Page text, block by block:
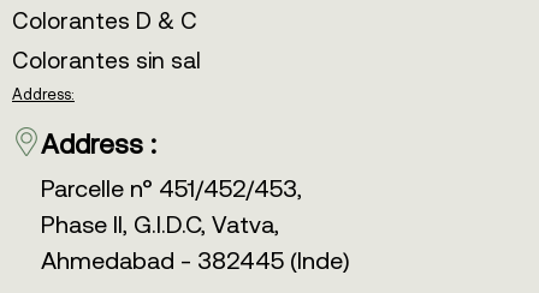
Colorantes D & C
Colorantes sin sal
Address:
Address :
Parcelle n° 451/452/453,
Phase II, G.I.D.C, Vatva,
Ahmedabad - 382445 (Inde)